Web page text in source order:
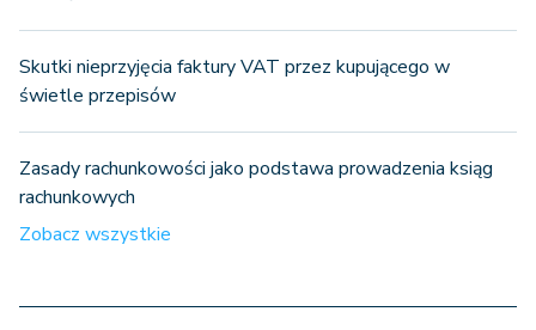
Skutki nieprzyjęcia faktury VAT przez kupującego w
świetle przepisów
Zasady rachunkowości jako podstawa prowadzenia ksiąg
rachunkowych
Zobacz wszystkie